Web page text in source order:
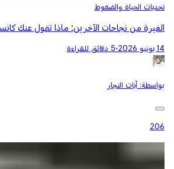
تحديات الحياة والضغوط
الغيرة من نجاحات الآخرين: ماذا تقول عنك
14 يونيو 2026 •5 دقائق للقراءة
بواسطة: آيات النجار
206